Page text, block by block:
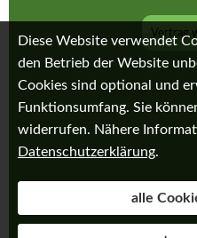
Vertrag
Diese Website verwendet
den Betrieb der Website
Cookies sind optional und
Funktionsumfang. Sie
widerrufen. Nähere
Datenschutzerklärung.
alle